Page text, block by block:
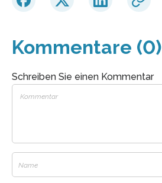
Kommentare (0)
Schreiben Sie einen Kommentar